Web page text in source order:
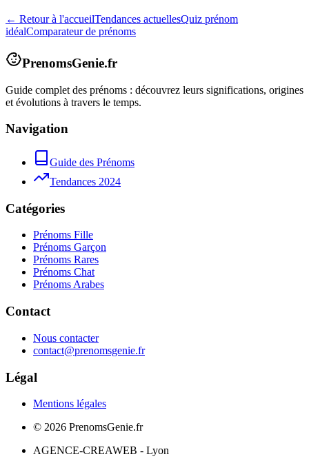
← Retour à l'accueilTendances actuellesQuiz prénom
idéalComparateur de prénoms
PrenomsGenie.fr
Guide complet des prénoms : découvrez leurs significations, origines
et évolutions à travers le temps.
Navigation
Guide des Prénoms
Tendances 2024
Catégories
Prénoms Fille
Prénoms Garçon
Prénoms Rares
Prénoms Chat
Prénoms Arabes
Contact
Nous contacter
contact@prenomsgenie.fr
Légal
Mentions légales
© 2026 PrenomsGenie.fr
AGENCE-CREAWEB - Lyon